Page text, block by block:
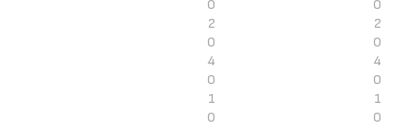
0
2
0
4
0
1
0
0
2
0
4
0
1
0